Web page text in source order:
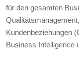
für den gesamten
Kundenbeziehungen
Business Intelligence